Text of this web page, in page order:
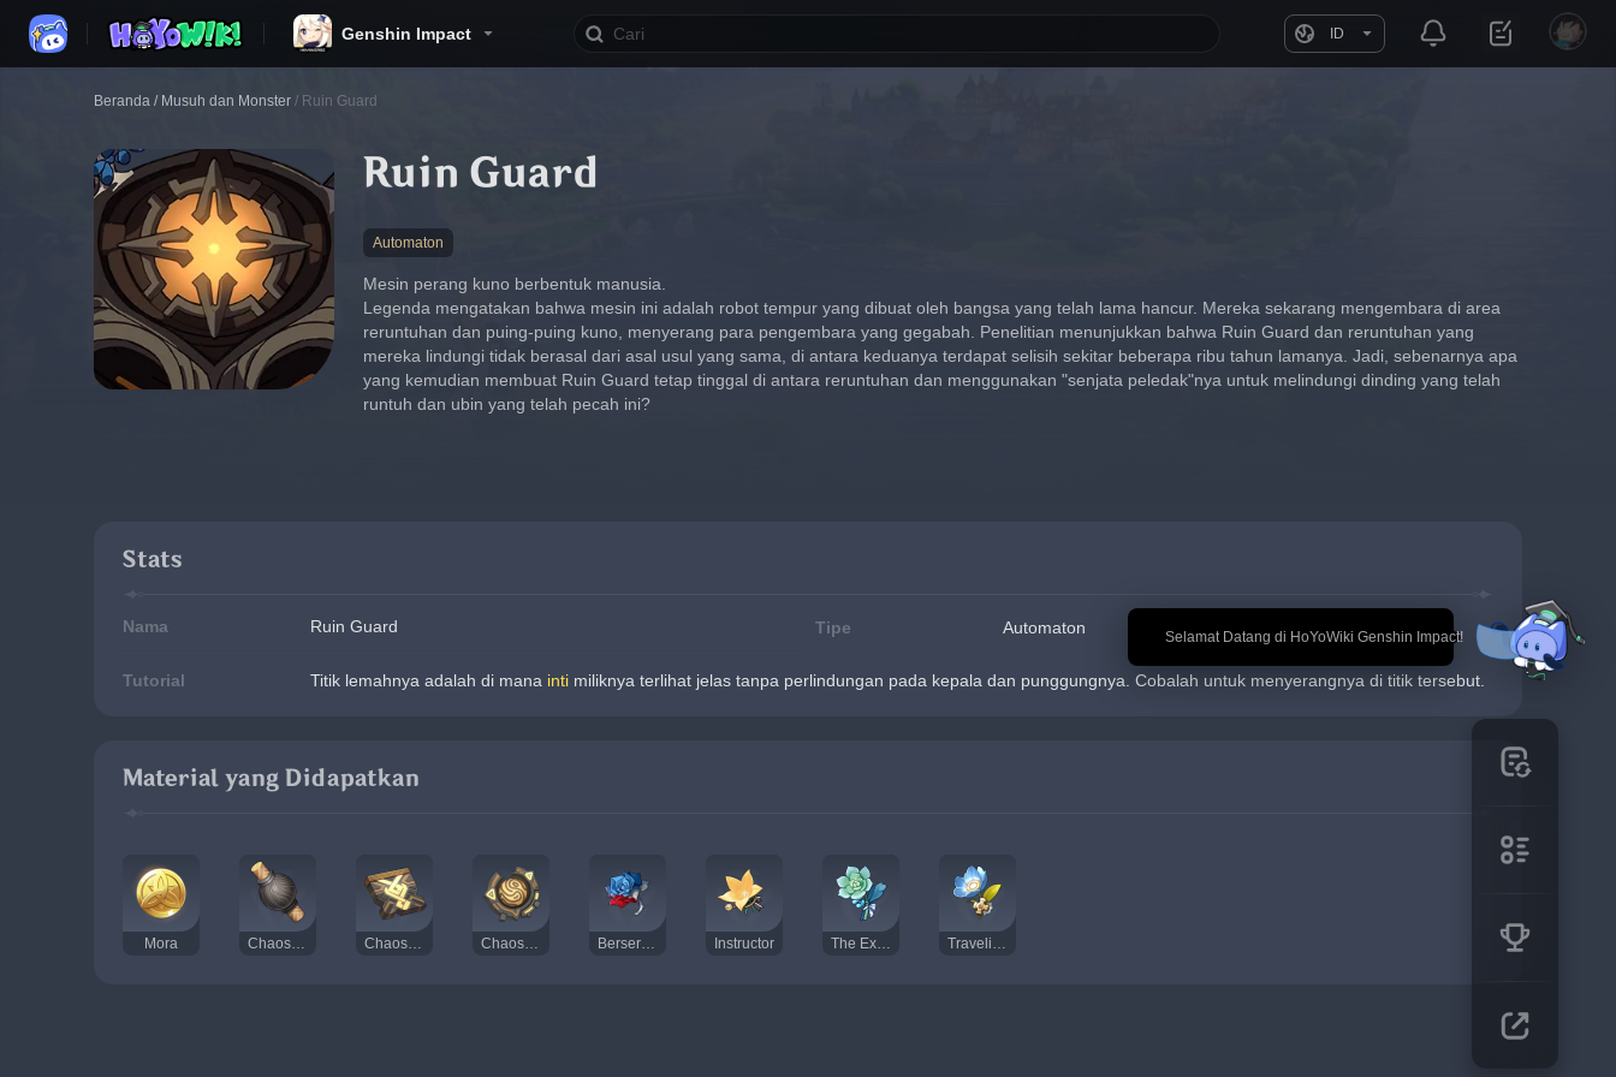
Genshin Impact ID
🎉 Selamat Datang di HoYoWiki Genshin Impact!
Beranda / Musuh dan Monster / Ruin Guard
Ruin Guard
Automaton
Mesin perang kuno berbentuk manusia.
Legenda mengatakan bahwa mesin ini adalah robot tempur yang dibuat oleh bangsa yang telah lama hancur. Mereka sekarang mengembara di area
reruntuhan dan puing-puing kuno, menyerang para pengembara yang gegabah. Penelitian menunjukkan bahwa Ruin Guard dan reruntuhan yang
mereka lindungi tidak berasal dari asal usul yang sama, di antara keduanya terdapat selisih sekitar beberapa ribu tahun lamanya. Jadi, sebenarnya apa
yang kemudian membuat Ruin Guard tetap tinggal di antara reruntuhan dan menggunakan "senjata peledak"nya untuk melindungi dinding yang telah
runtuh dan ubin yang telah pecah ini?
Stats
Nama Ruin Guard Tipe Automaton
Tutorial Titik lemahnya adalah di mana inti miliknya terlihat jelas tanpa perlindungan pada kepala dan punggungnya. Cobalah untuk menyerangnya di titik tersebut.
Material yang Didapatkan
Mora Chaos Device Chaos Circuit Chaos Core Berserker Instructor The Exile Traveling Doctor